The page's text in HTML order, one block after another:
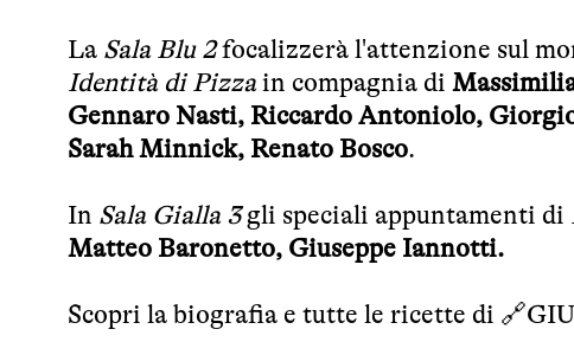
La Sala Blu 2focalizzerà l'attenzione sul
Identità di Pizzain compagnia di
Gennaro Nasti, Riccardo Antoniolo,
Sarah Minnick, Renato Bosco.
In Sala Gialla 3gli speciali appuntamenti di
Matteo Baronetto, Giuseppe Iannotti.
Scopri la biografia e tutte le ricette di 🔗